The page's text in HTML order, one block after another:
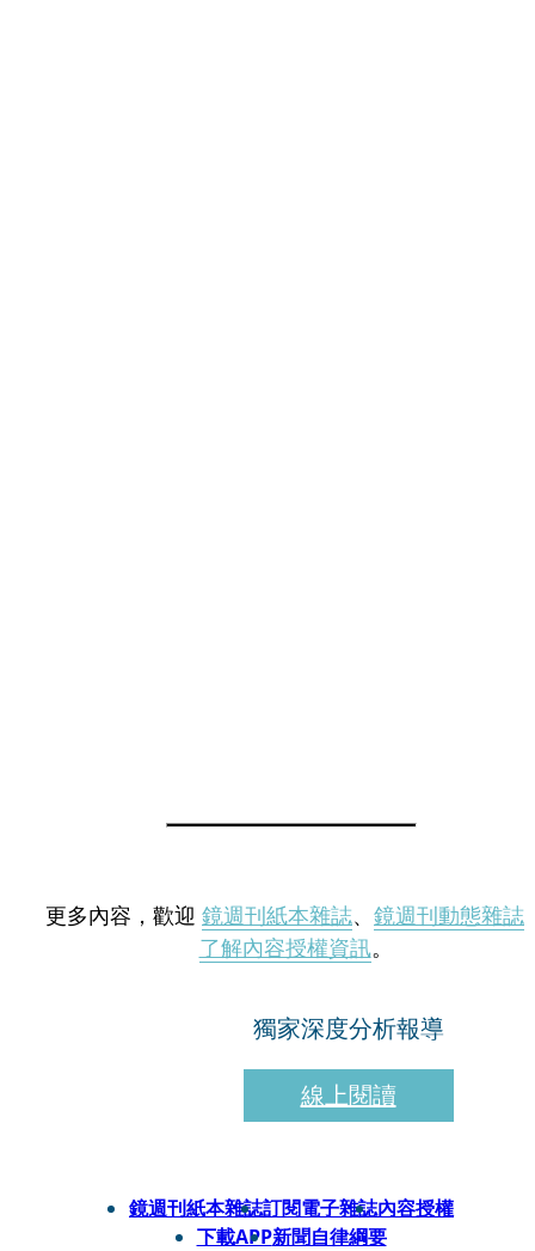
更多內容，歡迎 鏡週刊紙本雜誌、 鏡週刊動態雜誌
了解內容授權資訊。
獨家深度分析報導
線上閱讀
鏡週刊紙本雜誌訂閱電子雜誌內容授權
下載APP新聞自律綱要